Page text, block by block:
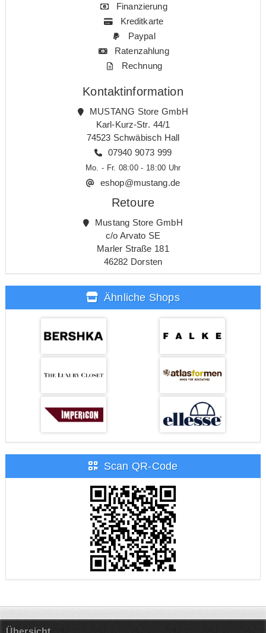
Finanzierung
Kreditkarte
Paypal
Ratenzahlung
Rechnung
Kontaktinformation
MUSTANG Store GmbH
Karl-Kurz-Str. 44/1
74523 Schwäbisch Hall
07940 9073 999
Mo. - Fr. 08:00 - 18:00 Uhr
eshop@mustang.de
Retoure
Mustang Store GmbH
c/o Arvato SE
Marler Straße 181
46282 Dorsten
Ähnliche Shops
Scan QR-Code